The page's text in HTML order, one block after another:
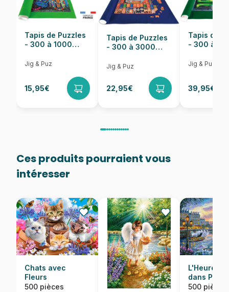
Dimensions 47 x 33 cm
Tapis de Puzzles
- 300 à 1000
Jig & Puz
15,95€
Tapis de Puzzles
- 300 à 3000
Jig & Puz
22,95€
Tapis de
- 300 à
Jig & Puz
39,95€
Ces produits pourraient vous
intéresser
Chats avec
Fleurs
500 pièces
L'Heure du
dans Paris
500 pièces